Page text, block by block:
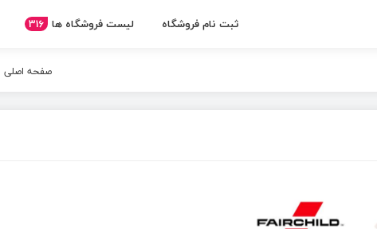
ثبت نام فروشگاه لیست فروشگاه ها 316
صفحه اصلی